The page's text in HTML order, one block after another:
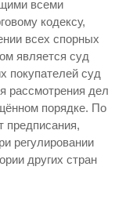
всеми
кодексу,
всех спорных
является суд
покупателей суд
рассмотрения дел
порядке. По
предписания,
регулировании
других стран